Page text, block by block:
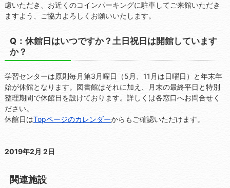
慮いただき、お近くのコインパーキングに駐車してご来館いただき
ますよう、ご協力よろしくお願いいたします。
Q：休館日はいつですか？土日祝日は開館しています
か？
学習センターは原則毎月第3月曜日（5月、11月は日曜日）と年末年
始が休館となります。図書館はそれに加え、月末の最終平日と特別
整理期間で休館日を設けております。詳しくは各窓口へお問合せく
ださい。
休館日はTopページのカレンダーからもご確認いただけます。
2019年2月 2日
関連施設